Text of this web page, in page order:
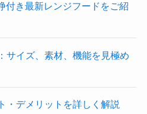
付き最新レンジフードをご紹
サイズ、素材、機能を見極め
・デメリットを詳しく解説